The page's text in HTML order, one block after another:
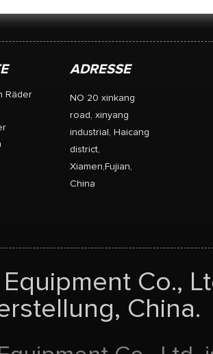
Räder
ADRESSE
NO 20 xinkang
road, xinyang
industrial, Haicang
district,
Xiamen,Fujian,
China
Equipment Co.,
China.